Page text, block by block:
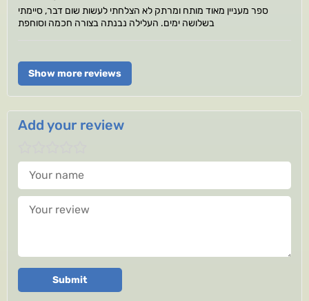
ספר מעניין מאוד מותח ומרתק לא הצלחתי לעשות שום דבר, סיימתי
בשלושה ימים. העלילה נבנתה בצורה חכמה וסוחפת
Show more reviews
Add your review
Your name
Your review
Submit